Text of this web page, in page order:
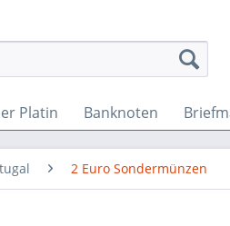
Platin Banknoten
2 Euro Sondermünzen